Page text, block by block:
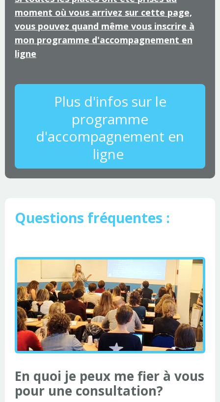
moment où vous arrivez sur cette page,
vous pouvez quand même vous inscrire à
mon programme d'accompagnement en
ligne
Plus d'infos sur le
programme
d'accompagnement en
ligne
Questions fréquentes :
En quoi je peux me fier à vous
pour une consultation?